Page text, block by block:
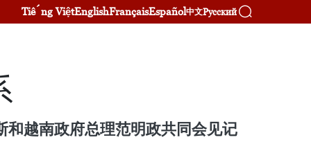
Tiếng ViệtEnglishFrançaisEspañol中文Русский
和越南政府总理范明政共同会见记